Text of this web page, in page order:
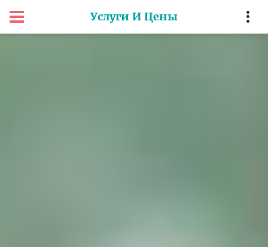
Услуги И Цены